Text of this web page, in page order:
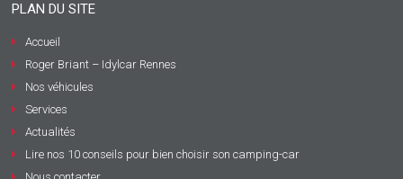
PLAN DU SITE
Accueil
Roger Briant – Idylcar Rennes
Nos véhicules
Services
Actualités
Lire nos 10 conseils pour bien choisir son camping-car